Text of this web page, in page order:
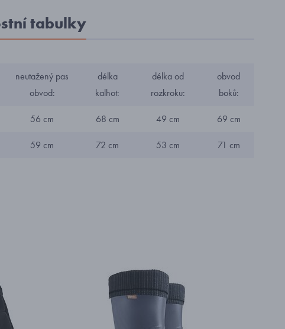
tabulky
neutažený pas
obvod:
délka
kalhot:
délka od
rozkroku:
obvod
boků:
56 cm 68 cm 49 cm 69 cm
59 cm 72 cm 53 cm 71 cm